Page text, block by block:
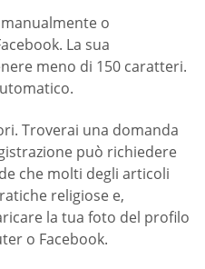
o
La sua
meno di 150 caratteri.
Troverai una domanda
può richiedere
che molti degli articoli
religiose e,
la tua foto del profilo
o Facebook.